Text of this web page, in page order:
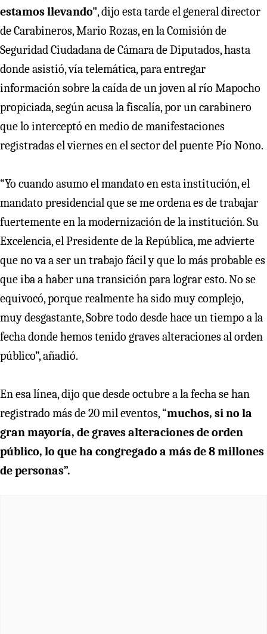
estamos llevando", dijo esta tarde el general director
de Carabineros, Mario Rozas, en la Comisión de
Seguridad Ciudadana de Cámara de Diputados, hasta
donde asistió, vía telemática, para entregar
información sobre la caída de un joven al río Mapocho
propiciada, según acusa la fiscalía, por un carabinero
que lo interceptó en medio de manifestaciones
registradas el viernes en el sector del puente Pío Nono.
“Yo cuando asumo el mandato en esta institución, el
mandato presidencial que se me ordena es de trabajar
fuertemente en la modernización de la institución. Su
Excelencia, el Presidente de la República, me advierte
que no va a ser un trabajo fácil y que lo más probable es
que iba a haber una transición para lograr esto. No se
equivocó, porque realmente ha sido muy complejo,
muy desgastante, Sobre todo desde hace un tiempo a la
fecha donde hemos tenido graves alteraciones al orden
público”, añadió.
En esa línea, dijo que desde octubre a la fecha se han
registrado más de 20 mil eventos, “muchos, si no la
gran mayoría, de graves alteraciones de orden
público, lo que ha congregado a más de 8 millones
de personas”.